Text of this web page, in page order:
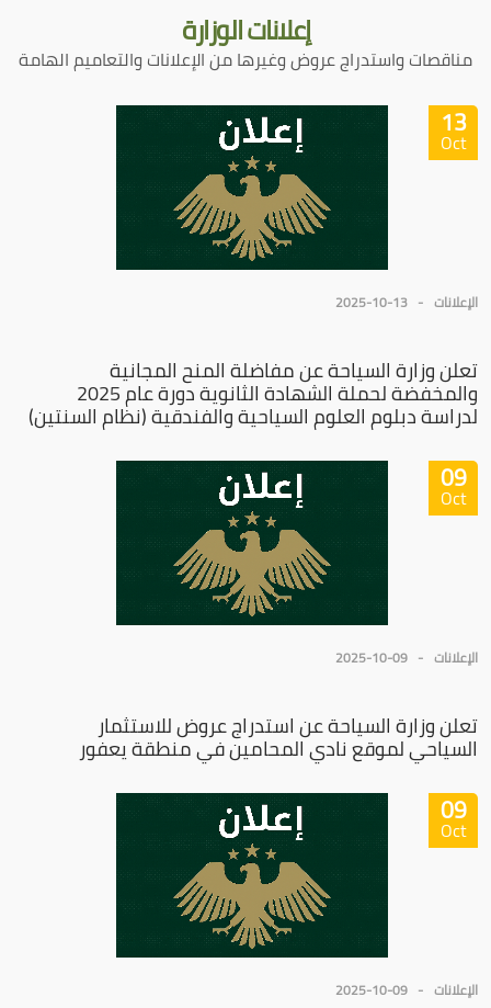
إعلاناتالوزارة
مناقصات واستدراج عروض وغيرها من الإعلانات والتعاميم الهامة
13
Oct
الإعلانات 2025-10-13
تعلن وزارة السياحة عن مفاضلة المنح المجانية
والمخفضة لحملة الشهادة الثانوية دورة عام 2025
لدراسة دبلوم العلوم السياحية والفندقية (نظام السنتين)
09
Oct
الإعلانات 2025-10-09
تعلن وزارة السياحة عن استدراج عروض للاستثمار
السياحي لموقع نادي المحامين في منطقة يعفور
09
Oct
الإعلانات 2025-10-09